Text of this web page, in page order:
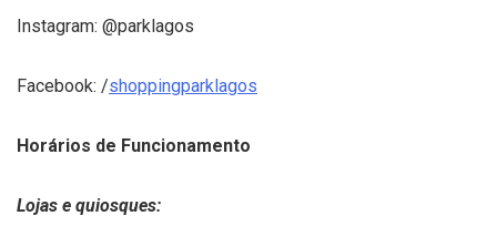
Instagram: @parklagos
Facebook: /shoppingparklagos
Horários de Funcionamento
Lojas e quiosques: